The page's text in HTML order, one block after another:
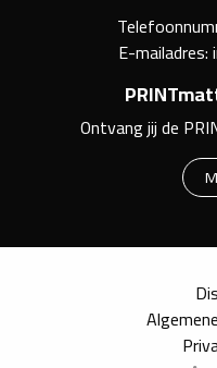
E-mailadres:
Ontvang jij de